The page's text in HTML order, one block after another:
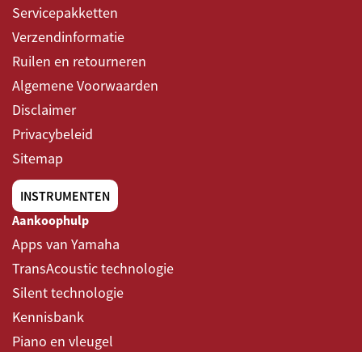
Servicepakketten
Verzendinformatie
Ruilen en retourneren
Algemene Voorwaarden
Disclaimer
Privacybeleid
Sitemap
INSTRUMENTEN
Aankoophulp
Apps van Yamaha
TransAcoustic technologie
Silent technologie
Kennisbank
Piano en vleugel